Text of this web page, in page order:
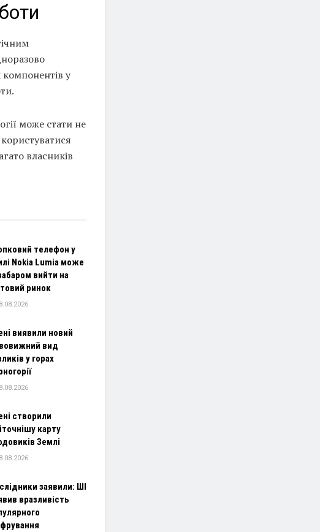
у
може стати не
власників
телефон у
Nokia Lumia може
вийти на
ринок
виявили новий
вид
у горах
створили
карту
Землі
заявили: ШІ
вразливість